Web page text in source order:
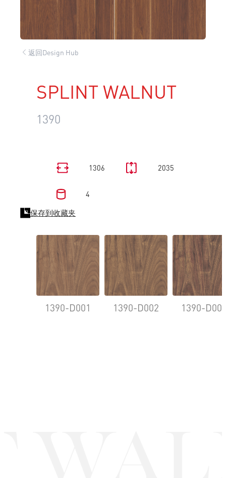
返回Design Hub
SPLINT WALNUT
1390
1306 2035
4
保存到收藏夹
1390-D001 1390-D002 1390-